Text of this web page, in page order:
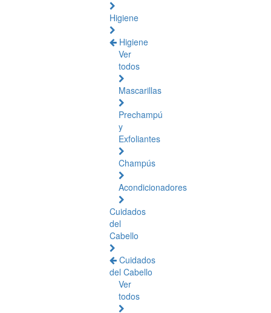
Higiene
Higiene
Ver
todos
Mascarillas
Prechampú
y
Exfoliantes
Champús
Acondicionadores
Cuidados
del
Cabello
Cuidados
del Cabello
Ver
todos